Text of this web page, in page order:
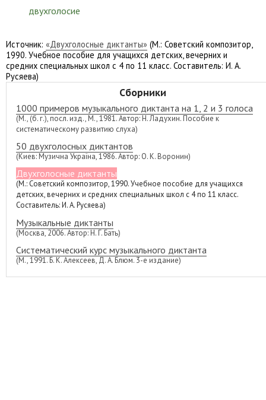
двухголосие
Источник: «Двухголосные диктанты» (М.: Советский композитор,
1990. Учебное пособие для учащихся детских, вечерних и
средних специальных школ с 4 по 11 класс. Составитель: И. А.
Русяева)
Сборники
1000 примеров музыкального диктанта на 1, 2 и 3 голоса
(М., (б. г.), посл. изд., М., 1981. Автор: Н. Ладухин. Пособие к
систематическому развитию слуха)
50 двухголосных диктантов
(Киев: Музична Україна, 1986. Автор: О. К. Воронин)
Двухголосные диктанты
(М.: Советский композитор, 1990. Учебное пособие для учащихся
детских, вечерних и средних специальных школ с 4 по 11 класс.
Составитель: И. А. Русяева)
Музыкальные диктанты
(Москва, 2006. Автор: Н. Г. Бать)
Систематический курс музыкального диктанта
(М., 1991. Б. К. Алексеев, Д. А. Блюм. 3-е издание)